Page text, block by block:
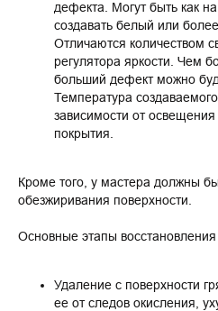
дефекта. Могут быть как
создавать белый или
Отличаются количеством
регулятора яркости. Чем
больший дефект можно
Температура
зависимости от
покрытия.
Кроме того, у мастера должны
обезжиривания поверхности.
Основные этапы
Удаление с поверхности
ее от следов окисления,